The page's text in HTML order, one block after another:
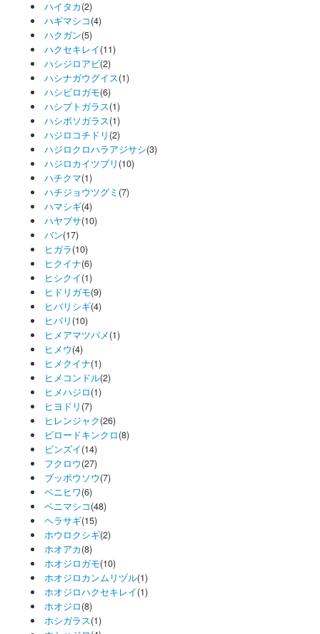
ハイタカ(2)
ハギマシコ(4)
ハクガン(5)
ハクセキレイ(11)
ハシジロアビ(2)
ハシナガウグイス(1)
ハシビロガモ(6)
ハシブトガラス(1)
ハシボソガラス(1)
ハジロコチドリ (2)
ハジロクロハラアジサシ(3)
ハジロカイツブリ (10)
ハチクマ(1)
ハチジョウツグミ (7)
ハマシギ(4)
ハヤブサ(10)
バン(17)
ヒガラ(10)
ヒクイナ(6)
ヒシクイ(1)
ヒドリガモ(9)
ヒバリシギ(4)
ヒバリ (10)
ヒメアマツバメ(1)
ヒメウ(4)
ヒメクイナ(1)
ヒメコンドル(2)
ヒメハジロ(1)
ヒヨドリ (7)
ヒレンジャク(26)
ビロードキンクロ(8)
ビンズイ(14)
フクロウ(27)
ブッポウソウ(7)
ベニヒワ(6)
ベニマシコ(48)
ヘラサギ(15)
ホウロクシギ(2)
ホオアカ(8)
ホオジロガモ(10)
ホオジロカンムリヅル(1)
ホオジロハクセキレイ(1)
ホオジロ(8)
ホシガラス(1)